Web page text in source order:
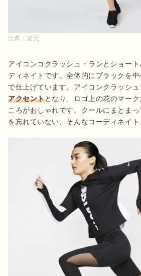
出典： 楽天
アイコンコクラッシュ・ランとショー
ディネイトです。全体的にブラックを
で仕上げています。アイコンクラッシ
アクセントとなり、ロゴ上の花のマー
ころがおしゃれです。クールにまとま
を忘れていない、そんなコーディネイト